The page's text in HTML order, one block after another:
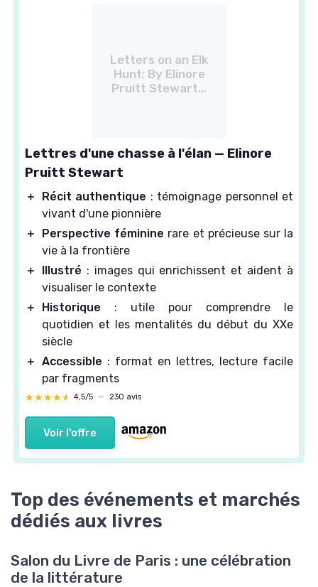
Letters on an Elk
Hunt: By Elinore
Pruitt Stewart...
Lettres d'une chasse à l'élan — Elinore
Pruitt Stewart
＋ Récit authentique : témoignage personnel et
vivant d'une pionnière
＋
Perspective féminine rare et précieuse sur la
vie à la frontière
＋
Illustré : images qui enrichissent et aident à
visualiser le contexte
＋
Historique : utile pour comprendre le
quotidien et les mentalités du début du XXe
siècle
＋ Accessible : format en lettres, lecture facile
par fragments
★★★★★
★★★★★ 4,5/5 — 230 avis
Voir l'offre
Top des événements et marchés
dédiés aux livres
Salon du Livre de Paris : une célébration
de la littérature